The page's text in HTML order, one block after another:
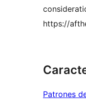
https://
Patrones